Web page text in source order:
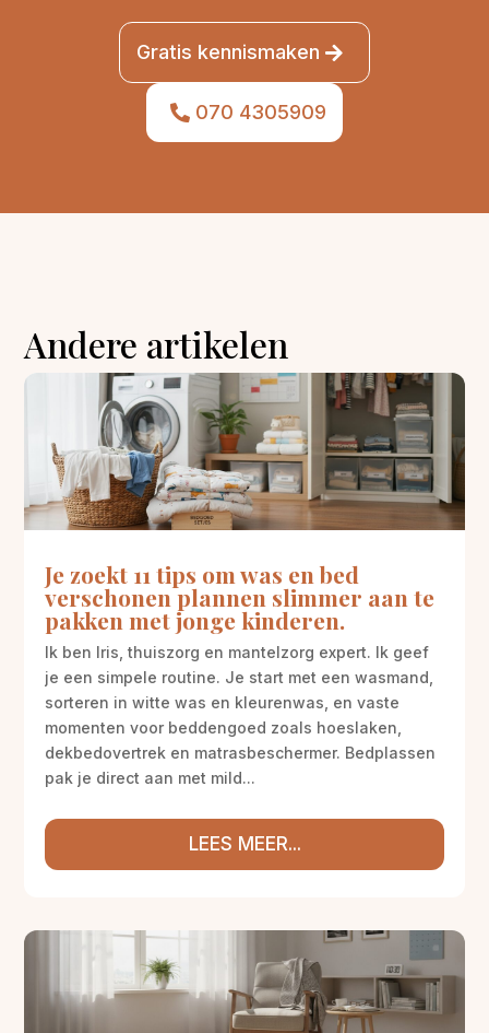
Gratis kennismaken
070 4305909
Andere artikelen
Je zoekt 11 tips om was en bed
verschonen plannen slimmer aan te
pakken met jonge kinderen.
Ik ben Iris, thuiszorg en mantelzorg expert. Ik geef
je een simpele routine. Je start met een wasmand,
sorteren in witte was en kleurenwas, en vaste
momenten voor beddengoed zoals hoeslaken,
dekbedovertrek en matrasbeschermer. Bedplassen
pak je direct aan met mild...
LEES MEER...